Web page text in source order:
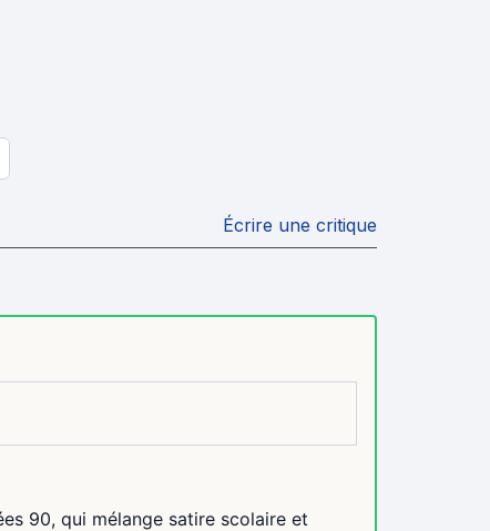
Écrire une critique
90, qui mélange satire scolaire et